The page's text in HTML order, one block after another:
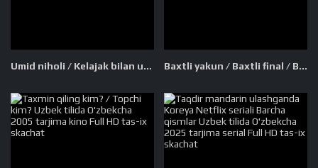
Umid niholi / Kelajak bilan uchrashuv Xitoy seriali Barcha qismlar Uzbek tilida O'zbekcha 2023 tarjima serial Full HD tas-ix skachat Baxtli yakun / Baxtli final / Baxtli nihoya Hind kino Uzbek tilida O'zbekcha 2014 tarjima kino Full HD tas-ix skachat